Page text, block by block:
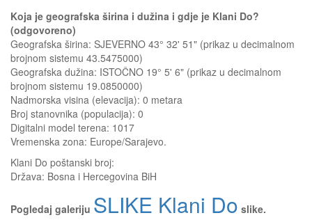
Koja je geografska širina i dužina i gdje je Klani Do?
(odgovoreno)
Geografska širina: SJEVERNO 43° 32' 51" (prikaz u decimalnom
brojnom sistemu 43.5475000)
Geografska dužina: ISTOČNO 19° 5' 6" (prikaz u decimalnom
brojnom sistemu 19.0850000)
Nadmorska visina (elevacija): 0 metara
Broj stanovnika (populacija): 0
Digitalni model terena: 1017
Vremenska zona: Europe/Sarajevo.
Klani Do poštanski broj:
Država: Bosna i Hercegovina BiH
Pogledaj galeriju SLIKE Klani Do slike.